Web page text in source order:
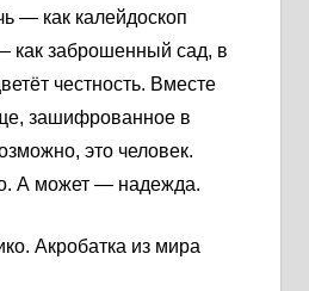
— как калейдоскоп
как заброшенный сад, в
честность. Вместе
зашифрованное в
это человек.
А может — надежда.
Акробатка из мира